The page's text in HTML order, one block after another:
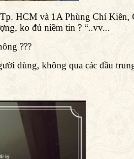
HCM và 1A Phùng Chí Kiên,
ko đủ niềm tin ? “..vv...
???
dùng, không qua các đầu